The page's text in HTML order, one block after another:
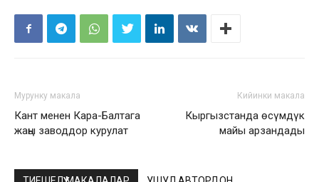
Мурунку макала
Кант менен Кара-Балтага
жаңы заводдор курулат
Кийинки макала
Кыргызстанда өсүмдүк
майы арзандады